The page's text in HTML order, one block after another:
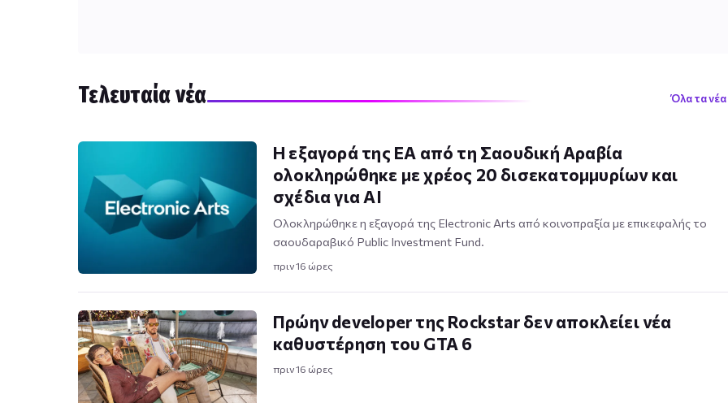
Τελευταία νέα Όλα τα
Η εξαγορά της EA από τη Σαουδική Αραβία
ολοκληρώθηκε με χρέος 20 δισεκατομμυρίων και
σχέδια για AI
Ολοκληρώθηκε η εξαγορά της Electronic Arts από κοινοπραξία με επικεφαλής το
σαουδαραβικό Public Investment Fund.
πριν 16 ώρες
Πρώην developer της Rockstar δεν αποκλείει νέα
καθυστέρηση του GTA 6
πριν 16 ώρες